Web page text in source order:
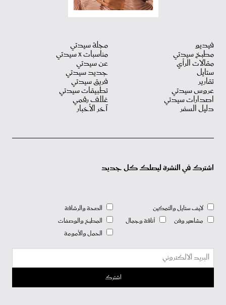
فيديو
مطبخ سيدتي
مقالات الرأي
ستايل
تقارير
عروس سيدتي
اصدارات سيدتي
دليل السفر
مجلة سيدتي
مناسبات X سيدتي
عن سيدتي
جديد سيدتي
فريق سيدتي
تطبيقات سيدتي
غلاف رقمي
آخر الأخبار
اشترك في النشرة ليصلك كل جديد
لايف ستايل والتمكين
مشاهير وفن
أناقة وجمال
الصحة والرشاقة
المطبخ والوصفات
الحمل والأمومة